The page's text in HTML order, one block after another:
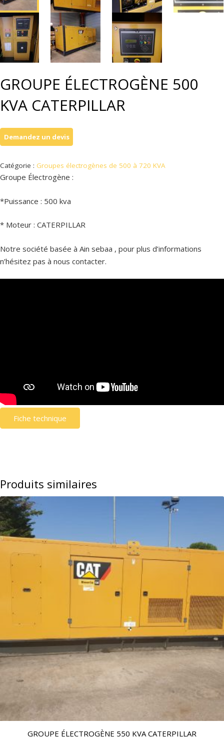
GROUPE ÉLECTROGÈNE 500
KVA CATERPILLAR
Catégorie : Groupes électrogènes de 500 à 720 KVA
Groupe Électrogène :
*Puissance : 500 kva
* Moteur : CATERPILLAR
Notre société basée à Ain sebaa , pour plus d’informations
n’hésitez pas à nous contacter.
Fiche technique
Produits similaires
GROUPE ÉLECTROGÈNE 550 KVA CATERPILLAR